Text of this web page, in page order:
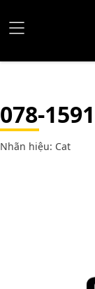
078-1591
Nhãn hiệu: Cat